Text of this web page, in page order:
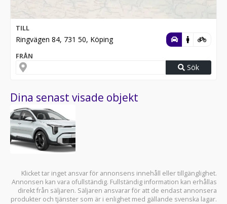
TILL
Ringvägen 84, 731 50, Köping
FRÅN
Sök
Dina senast visade objekt
Klicket tar inget ansvar för annonsens innehåll eller tillgänglighet.
Annonsen kan vara ofullständig. Fullständig information kan erhållas
direkt från säljaren. Säljaren ansvarar för att de endast annonsera
produkter och tjänster som är i enlighet med gällande svenska lagar.